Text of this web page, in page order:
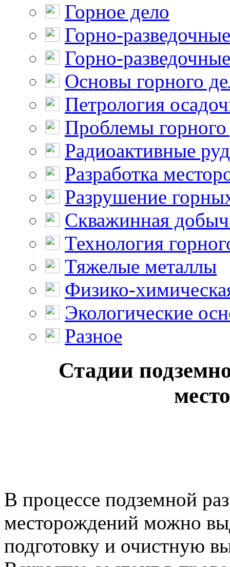
Горное дело
Горно-
Горно-
Основы горного
Петрология
Проблемы горного
Радиоактивные
Разработка
Разрушение
Скважинная
Технология
Тяжелые металлы
Физико-
Экологические
Разное
Стадии
В процессе подземной
месторождений можно
подготовку и очистную